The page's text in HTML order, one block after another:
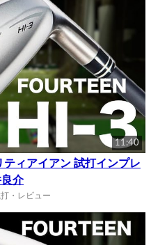
11:40
ィアイアン 試打インプレ
介
・レビュー